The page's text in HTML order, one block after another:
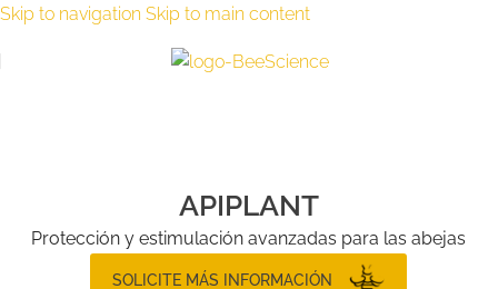
Skip to navigation Skip to main content
APIPLANT
Protección y estimulación avanzadas para las abejas
SOLICITE MÁS INFORMACIÓN